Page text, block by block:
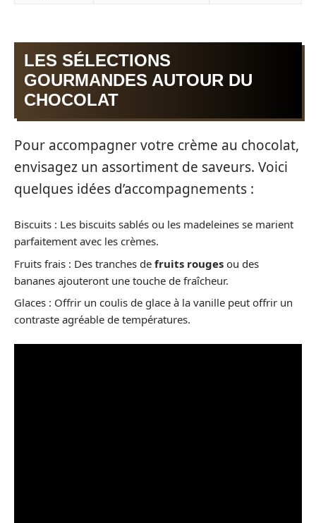
LES SÉLECTIONS
GOURMANDES AUTOUR DU
CHOCOLAT
Pour accompagner votre crème au chocolat,
envisagez un assortiment de saveurs. Voici
quelques idées d’accompagnements :
Biscuits : Les biscuits sablés ou les madeleines se marient
parfaitement avec les crèmes.
Fruits frais : Des tranches de fruits rouges ou des
bananes ajouteront une touche de fraîcheur.
Glaces : Offrir un coulis de glace à la vanille peut offrir un
contraste agréable de températures.